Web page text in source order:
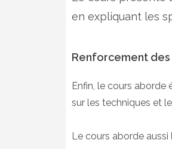
en expliquant les
Renforcement
Enfin, le cours
sur les techniques et
Le cours aborde